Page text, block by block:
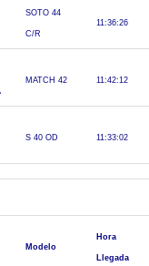
SOTO 44
C/R
11:36:26
MATCH 42 11:42:12
S 40 OD 11:33:02
Modelo
Hora
Llegada